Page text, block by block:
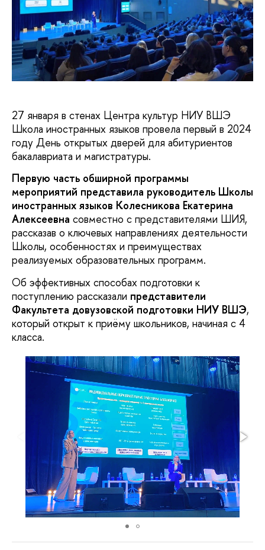
27 января в стенах Центра культур НИУ ВШЭ
Школа иностранных языков провела первый в 2024
году День открытых дверей для абитуриентов
бакалавриата и магистратуры.
Первую часть обширной программы
мероприятий представила руководитель Школы
иностранных языков Колесникова Екатерина
Алексеевна совместно с представителями ШИЯ,
рассказав о ключевых направлениях деятельности
Школы, особенностях и преимуществах
реализуемых образовательных программ.
Об эффективных способах подготовки к
поступлению рассказали представители
Факультета довузовской подготовки НИУ ВШЭ,
который открыт к приёму школьников, начиная с 4
класса.